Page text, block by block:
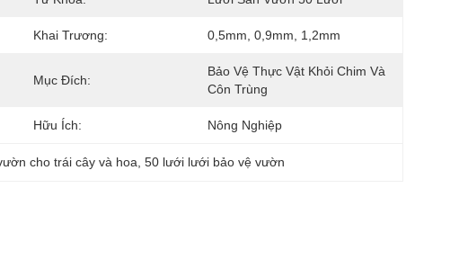
Khai Trương: 0,5mm, 0,9mm, 1,2mm
Mục Đích:
Bảo Vệ Thực Vật Khỏi Chim Và
Côn Trùng
Hữu Ích: Nông Nghiệp
cho trái cây và hoa , 50 lưới lưới bảo vệ vườn